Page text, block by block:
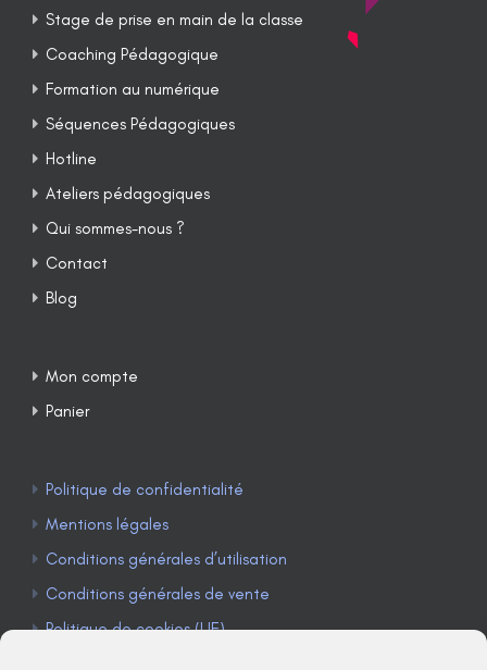
Stage de prise en main de la classe
Coaching Pédagogique
Formation au numérique
Séquences Pédagogiques
Hotline
Ateliers pédagogiques
Qui sommes-nous ?
Contact
Blog
Mon compte
Panier
Politique de confidentialité
Mentions légales
Conditions générales d’utilisation
Conditions générales de vente
Politique de cookies (UE)